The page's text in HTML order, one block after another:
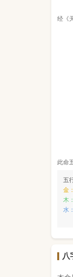
经《
此命
五
金
木
水
八